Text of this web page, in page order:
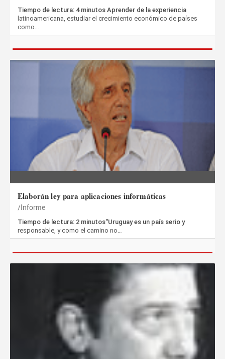
Tiempo de lectura: 4 minutos Aprender de la experiencia
latinoamericana, estudiar el crecimiento económico de países
como…
Elaborán ley para aplicaciones informáticas
Informe
Tiempo de lectura: 2 minutos“Uruguay es un país serio y
responsable, y como el camino no…